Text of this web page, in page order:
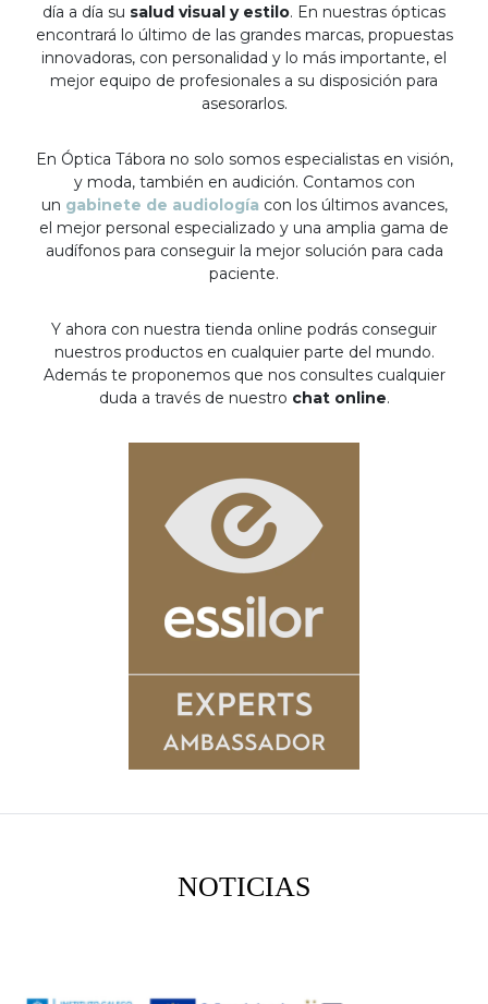
día a día su salud visual y estilo. En nuestras ópticas
encontrará lo último de las grandes marcas, propuestas
innovadoras, con personalidad y lo más importante, el
mejor equipo de profesionales a su disposición para
asesorarlos.
En Óptica Tábora no solo somos especialistas en visión,
y moda, también en audición. Contamos con
un gabinete de audiología con los últimos avances,
el mejor personal especializado y una amplia gama de
audífonos para conseguir la mejor solución para cada
paciente.
Y ahora con nuestra tienda online podrás conseguir
nuestros productos en cualquier parte del mundo.
Además te proponemos que nos consultes cualquier
duda a través de nuestro chat online.
NOTICIAS